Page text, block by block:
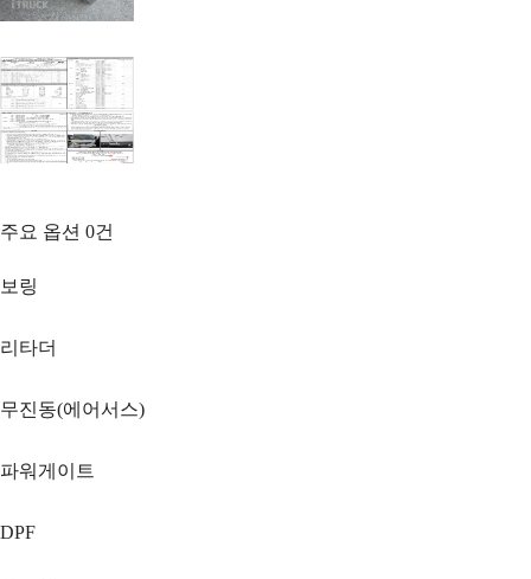
주요 옵션 0건
보링
리타더
무진동(에어서스)
파워게이트
DPF